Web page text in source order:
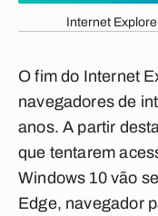
Internet
O fim do Internet
navegadores de
anos. A partir
que tentarem
Windows 10 vão
Edge, navegador